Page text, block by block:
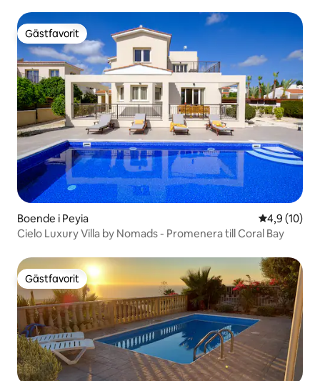
Gästfavorit
Gästfavorit
Boende i Peyia 4,9 av 5 i
4,9 (10)
Cielo Luxury Villa by Nomads - Promenera till Coral Bay
Gästfavorit
Gästfavorit